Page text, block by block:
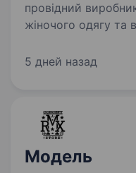
провідний
жіночого одягу та
особистість, яка
5 дней назад
Модель